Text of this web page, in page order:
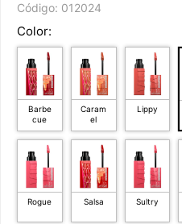
Código: 012024
Color:
Barbe
cue
Caram
el
Lippy
Rogue Salsa Sultry